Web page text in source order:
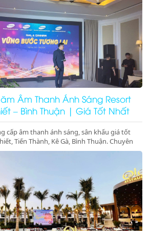
Âm Thanh Ánh Sáng Resort
– Bình Thuận | Giá Tốt Nhất
cấp âm thanh ánh sáng, sân khấu giá tốt
Tiến Thành, Kê Gà, Bình Thuận. Chuyên
party resort chuyên nghiệp. Gọi ngay để